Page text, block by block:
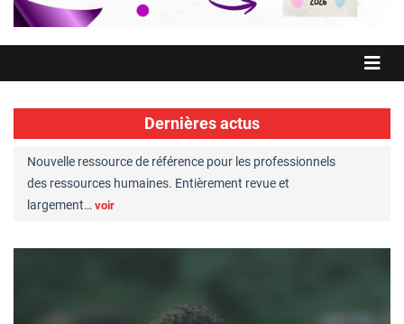
Dernières actus
Nouvelle ressource de référence pour les professionnels
des ressources humaines. Entièrement revue et
largement… voir